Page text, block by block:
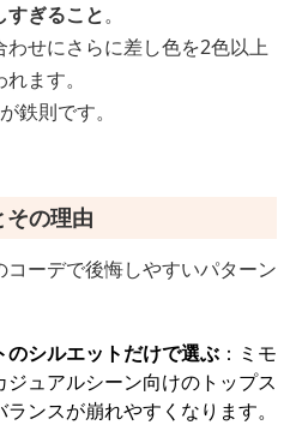
すぎること。
せにさらに差し色を2色以上
ます。
鉄則です。
の理由
ーデで後悔しやすいパターン
シルエットだけで選ぶ ：ミモ
ュアルシーン向けのトップス
ンスが崩れやすくなります。